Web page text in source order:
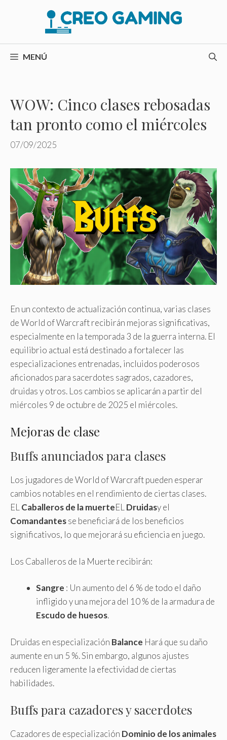
MENÚ
WOW: Cinco clases rebosadas
tan pronto como el miércoles
07/09/2025
En un contexto de actualización continua, varias clases
de World of Warcraft recibirán mejoras significativas,
especialmente en la temporada 3 de la guerra interna. El
equilibrio actual está destinado a fortalecer las
especializaciones entrenadas, incluidos poderosos
aficionados para sacerdotes sagrados, cazadores,
druidas y otros. Los cambios se aplicarán a partir del
miércoles 9 de octubre de 2025 el miércoles.
Mejoras de clase
Buffs anunciados para clases
Los jugadores de World of Warcraft pueden esperar
cambios notables en el rendimiento de ciertas clases.
ELCaballeros de la muerteELDruidasy el
Comandantesse beneficiará de los beneficios
significativos, lo que mejorará su eficiencia en juego.
Los Caballeros de la Muerte recibirán:
Sangre : Un aumento del 6 % de todo el daño
infligido y una mejora del 10 % de la armadura de
Escudo de huesos.
Druidas en especialización Balance Hará que su daño
aumente en un 5 %. Sin embargo, algunos ajustes
reducen ligeramente la efectividad de ciertas
habilidades.
Buffs para cazadores y sacerdotes
Cazadores de especialización Dominio de los animales